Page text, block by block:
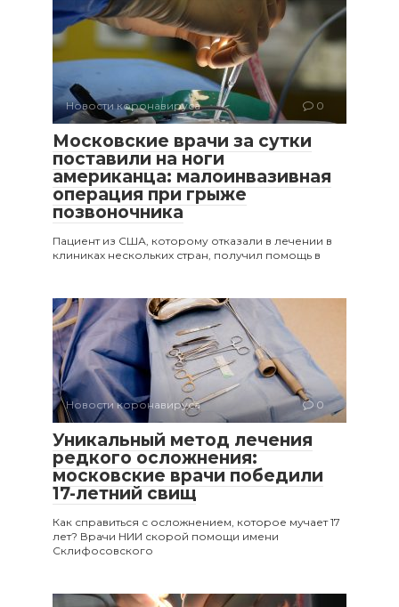
Новости коронавируса 0
Московские врачи за сутки
поставили на ноги
американца: малоинвазивная
операция при грыже
позвоночника
Пациент из США, которому отказали в лечении в
клиниках нескольких стран, получил помощь в
Новости коронавируса 0
Уникальный метод лечения
редкого осложнения:
московские врачи победили
17-летний свищ
Как справиться с осложнением, которое мучает 17
лет? Врачи НИИ скорой помощи имени
Склифосовского